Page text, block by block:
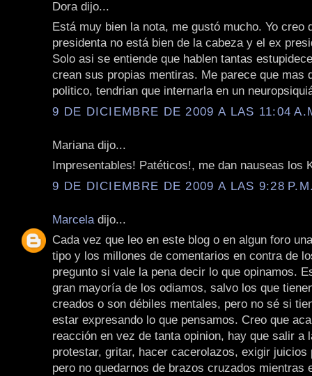
Dora dijo...
Está muy bien la nota, me gustó mucho. Yo creo
presidenta no está bien de la cabeza y el ex
Solo asi se entiende que hablen tantas
crean sus propias mentiras. Me parece que mas
politico, tendrian que internarla en un
9 DE DICIEMBRE DE 2009 A LAS 11:04
Mariana dijo...
Impresentables! Patéticos!, me dan nauseas los
9 DE DICIEMBRE DE 2009 A LAS 9:28
Marcela dijo...
Cada vez que leo en este blog o en algun foro
tipo y los millones de comentarios en contra de
pregunto si vale la pena decir lo que opinamos.
gran mayoría de los odiamos, salvo los que
creados o son débiles mentales, pero no sé si
estar expresando lo que pensamos. Creo que
reacción en vez de tanta opinion, hay que salir a
protestar, gritar, hacer cacerolazos, exigir
pero no quedarnos de brazos cruzados mientras